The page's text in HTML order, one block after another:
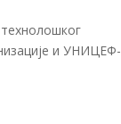
и УНИЦЕФ-